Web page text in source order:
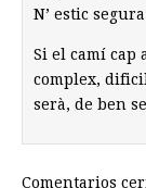
N’ estic
Si el camí cap
complex,
serà, de ben
Comentarios